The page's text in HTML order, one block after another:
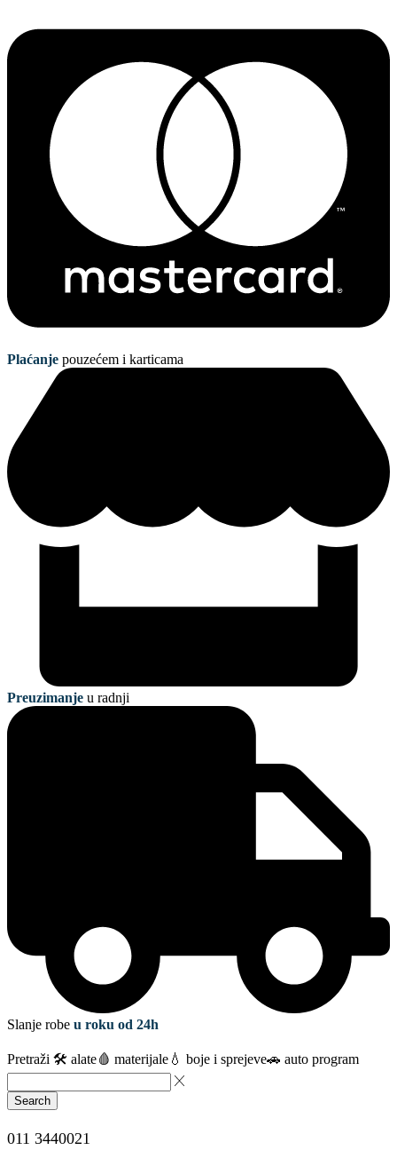
Plaćanje pouzećem i karticama
Preuzimanje u radnji
Slanje robe u roku od 24h
Pretraži 🛠️ alate🩸 materijale 💧 boje i sprejeve🚗 auto program
Search
011 3440021